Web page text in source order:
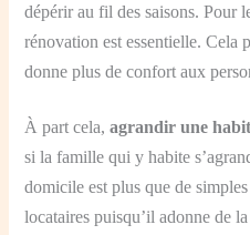
dépérir au fil des saisons. Pour
rénovation est essentielle. Cela
donne plus de confort aux
À part cela,agrandir une
si la famille qui y habite
domicile est plus que de
locataires puisqu’il adonne de